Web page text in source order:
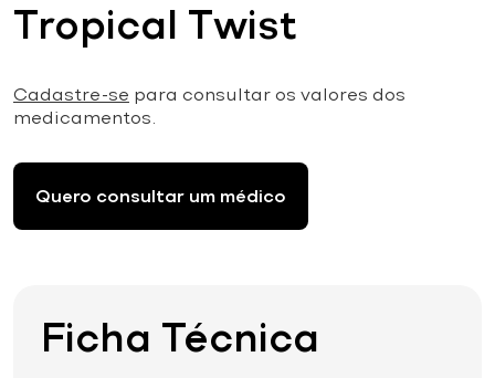
Tropical Twist
Cadastre-se para consultar os valores dos
medicamentos.
Quero consultar um médico
Ficha Técnica